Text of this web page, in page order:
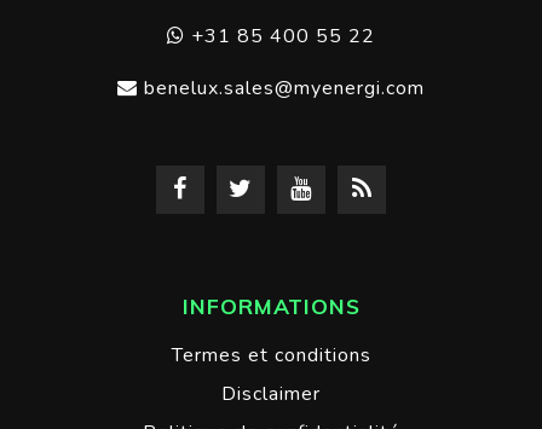
+31 85 400 55 22
benelux.sales@myenergi.com
INFORMATIONS
Termes et conditions
Disclaimer